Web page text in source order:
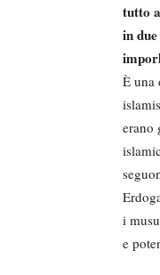
tutto
in
È una
erano
i
e